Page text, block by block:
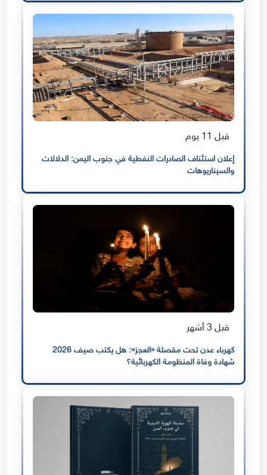
قبل 11 يوم
إعلان استئناف الصادرات النفطية في جنوب اليمن: الدلالات
والسيناريوهات
قبل 3 أشهر
كهرباء عدن تحت مقصلة «العجز»: هل يكتب صيف 2026
شهادة وفاة المنظومة الكهربائية؟